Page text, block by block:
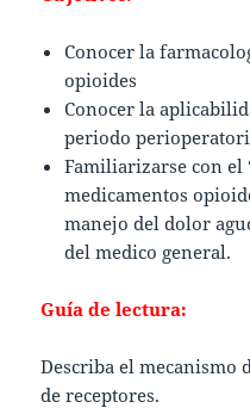
Conocer la
opioides
Conocer la
periodo
Familiarizarse con el
medicamentos
manejo del dolor
del medico general.
Guía de lectura:
Describa el mecanismo
de receptores.